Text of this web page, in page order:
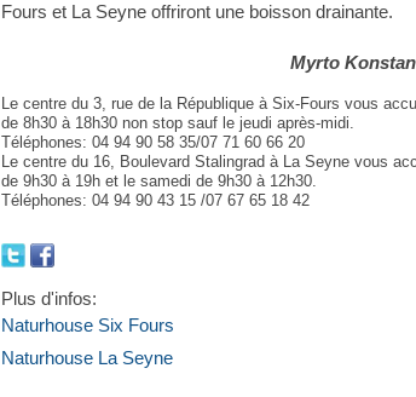
Fours et La Seyne offriront une boisson drainante.
Myrto
Le centre du 3, rue de la République à Six-Fours vous
de 8h30 à 18h30 non stop sauf le jeudi après-midi.
Téléphones: 04 94 90 58 35/07 71 60 66 20
Le centre du 16, Boulevard Stalingrad à La Seyne vous
de 9h30 à 19h et le samedi de 9h30 à 12h30.
Téléphones: 04 94 90 43 15 /07 67 65 18 42
Plus d'infos:
Naturhouse Six Fours
Naturhouse La Seyne